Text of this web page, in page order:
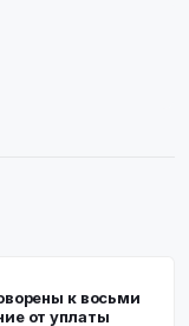
к восьми
от уплаты